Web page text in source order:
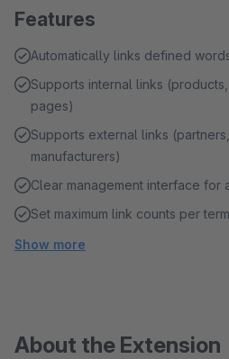
Features
Automatically links defined
Supports internal links
pages)
Supports external links
manufacturers)
Clear management interface for
Set maximum link counts per
Show more
About the Extension